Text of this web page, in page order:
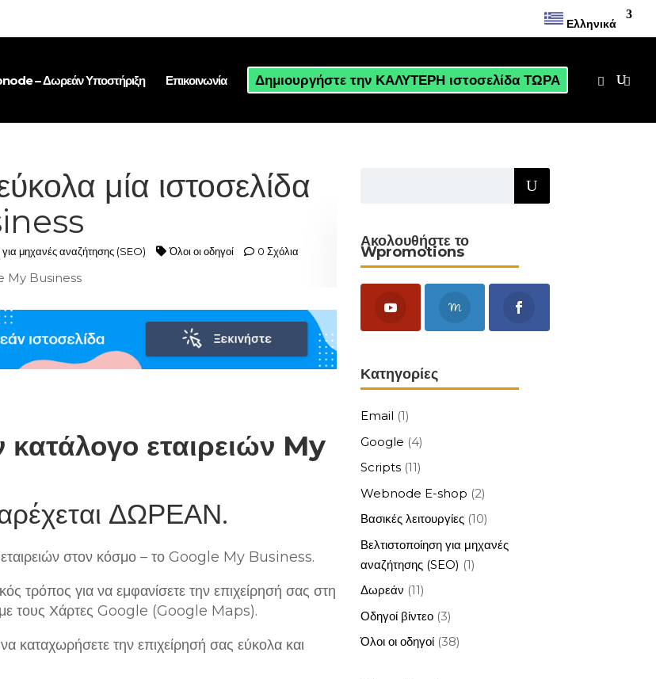
Ελληνικά
– Δωρεάν Υποστήριξη Επικοινωνία Δημιουργήστε την ΚΑΛΥΤΕΡΗ ιστοσελίδα ΤΩΡΑ
μία ιστοσελίδα
για μηχανές αναζήτησης (SEO) Όλοι οι οδηγοί 0 Σχόλια
εταιρειών My
ΔΩΡΕΑΝ.
εταιρειών στον κόσμο – το Google My Business.
τρόπος για να εμφανίσετε την επιχείρησή σας στη
τους Χάρτες Google (Google Maps).
καταχωρήσετε την επιχείρησή σας εύκολα και
Ακολουθήστε το
Wpromotions
Κατηγορίες
Email (1)
Google (4)
Scripts(11)
Webnode E-shop (2)
Βασικές λειτουργίες(10)
Βελτιστοποίηση για μηχανές
αναζήτησης (SEO) (1)
Δωρεάν (11)
Οδηγοί βίντεο(3)
Όλοι οι οδηγοί(38)